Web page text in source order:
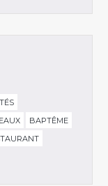
BAPTÊME